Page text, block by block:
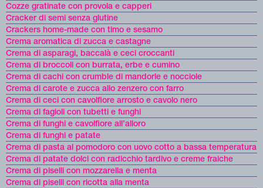
Cozze gratinate con provola e capperi
Cracker di semi senza glutine
Crackers home-made con timo e sesamo
Crema aromatica di zucca e castagne
Crema di asparagi, baccalà e ceci croccanti
Crema di broccoli con burrata, erbe e cumino
Crema di cachi con crumble di mandorle e nocciole
Crema di carote e zucca allo zenzero con farro
Crema di ceci con cavolfiore arrosto e cavolo nero
Crema di fagioli con tubetti e funghi
Crema di funghi e cavolfiore all’alloro
Crema di funghi e patate
Crema di pasta al pomodoro con uovo cotto a bassa temperatura
Crema di patate dolci con radicchio tardivo e creme fraiche
Crema di piselli con mozzarella e menta
Crema di piselli con ricotta alla menta